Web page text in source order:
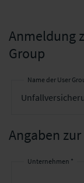
Anmeldung
Group
Name der User
Angaben
Unternehmen *